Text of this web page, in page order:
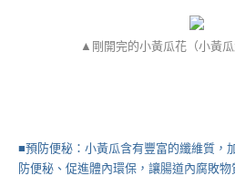
▲剛開完的小黃瓜花（小黃瓜
■預防便秘：小黃瓜含有豐富的纖維質，
防便秘、促進體內環保，讓腸道內腐敗